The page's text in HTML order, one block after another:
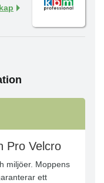
Pro Velcro
miljöer. Moppens
ett